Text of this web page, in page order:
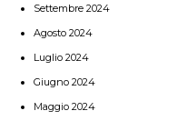
Settembre 2024
Agosto 2024
Luglio 2024
Giugno 2024
Maggio 2024